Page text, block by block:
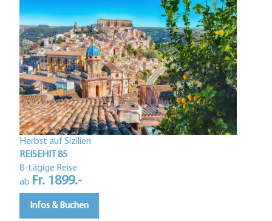
Herbst auf Sizilien
REISEHIT 85
8-tägige Reise
ab Fr. 1899.-
Infos & Buchen